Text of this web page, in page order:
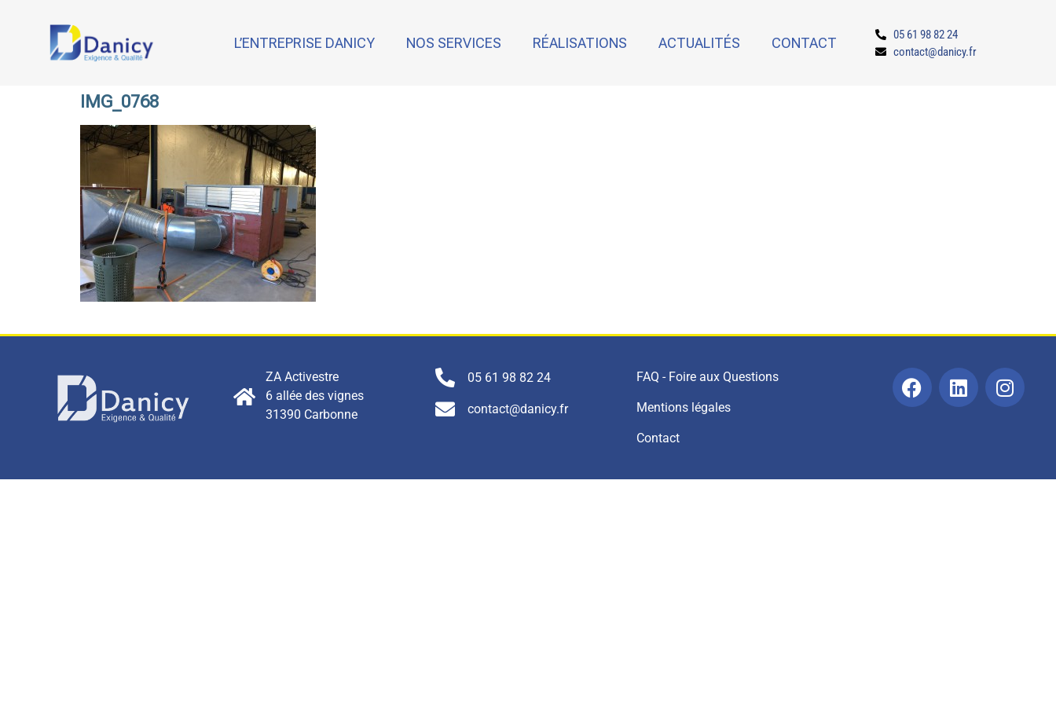
L’ENTREPRISE DANICY NOS SERVICES RÉALISATIONS ACTUALITÉS CONTACT
05 61 98 82 24
contact@danicy.fr
IMG_0768
ZA Activestre
6 allée des vignes
31390 Carbonne
05 61 98 82 24
contact@danicy.fr
FAQ - Foire aux Questions
Mentions légales
Contact